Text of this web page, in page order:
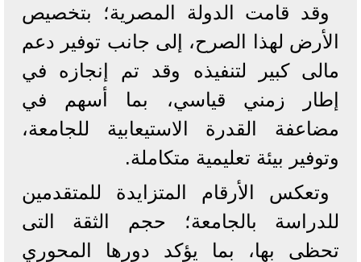
وقد قامت الدولة المصرية؛ بتخصيص
الأرض لهذا الصرح، إلى جانب توفير دعم
مالى كبير لتنفيذه وقد تم إنجازه في
إطار زمني قياسي، بما أسهم في
مضاعفة القدرة الاستيعابية للجامعة،
وتوفير بيئة تعليمية متكاملة.
وتعكس الأرقام المتزايدة للمتقدمين
للدراسة بالجامعة؛ حجم الثقة التى
تحظى بها، بما يؤكد دورها المحوري